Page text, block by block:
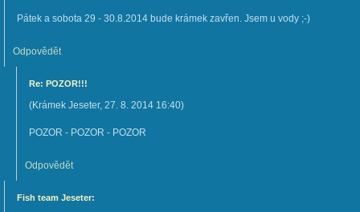
Pátek a sobota 29 - 30.8.2014 bude krámek zavřen. Jsem u vody ;-)
Odpovědět
Re: POZOR!!!
(Krámek Jeseter, 27. 8. 2014 16:40)
POZOR - POZOR - POZOR
Odpovědět
Fish team Jeseter: